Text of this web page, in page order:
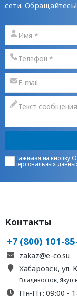
сети. Обращайтесь!
Нажимая на кнопку
персональных
Контакты
+7 (800) 101-
zakaz@e-co.su
Хабаровск, ул.
Владивосток,Якутск
Пн-Пт: 09:00 -